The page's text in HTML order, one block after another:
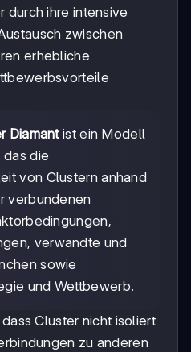
durch ihre intensive
zwischen
erhebliche
Diamantist ein Modell
die
von Clustern anhand
verbundenen
verwandte und
sowie
und Wettbewerb.
Cluster nicht isoliert
zu anderen